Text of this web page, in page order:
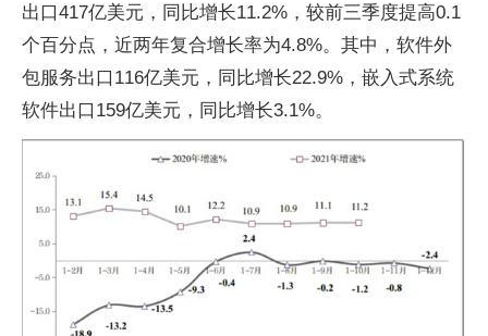
出口417亿美元，同比增长11.2%，较前三季度提高0.1
个百分点，近两年复合增长率为4.8%。其中，软件外
包服务出口116亿美元，同比增长22.9%，嵌入式系统
软件出口159亿美元，同比增长3.1%。